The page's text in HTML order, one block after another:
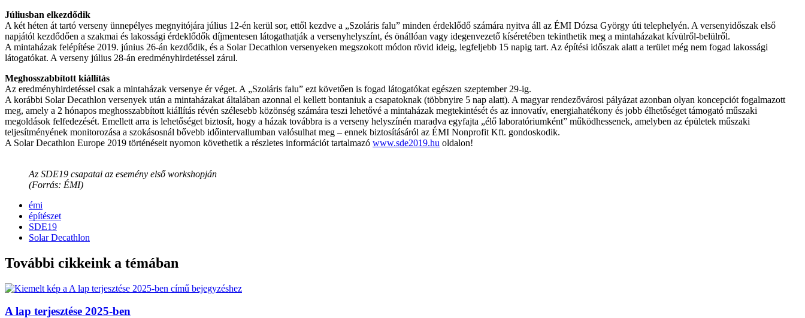
Júliusban elkezdődik
A két héten át tartó verseny ünnepélyes megnyitójára július 12-én kerül sor, ettől kezdve a „Szoláris falu” minden érdeklődő számára nyitva áll az ÉMI Dózsa György úti telephelyén. A versenyidőszak első
napjától kezdődően a szakmai és lakossági érdeklődők díjmentesen látogathatják a versenyhelyszínt, és önállóan vagy idegenvezető kíséretében tekinthetik meg a mintaházakat kívülről-belülről.
A mintaházak felépítése 2019. június 26-án kezdődik, és a Solar Decathlon versenyeken megszokott módon rövid ideig, legfeljebb 15 napig tart. Az építési időszak alatt a terület még nem fogad lakossági
látogatókat. A verseny július 28-án eredményhirdetéssel zárul.
Meghosszabbított kiállítás
Az eredményhirdetéssel csak a mintaházak versenye ér véget. A „Szoláris falu” ezt követően is fogad látogatókat egészen szeptember 29-ig.
A korábbi Solar Decathlon versenyek után a mintaházakat általában azonnal el kellett bontaniuk a csapatoknak (többnyire 5 nap alatt). A magyar rendezővárosi pályázat azonban olyan koncepciót fogalmazott
meg, amely a 2 hónapos meghosszabbított kiállítás révén szélesebb közönség számára teszi lehetővé a mintaházak megtekintését és az innovatív, energiahatékony és jobb élhetőséget támogató műszaki
megoldások felfedezését. Emellett arra is lehetőséget biztosít, hogy a házak továbbra is a verseny helyszínén maradva egyfajta „élő laboratóriumként” működhessenek, amelyben az épületek műszaki
teljesítményének monitorozása a szokásosnál bővebb időintervallumban valósulhat meg – ennek biztosításáról az ÉMI Nonprofit Kft. gondoskodik.
A Solar Decathlon Europe 2019 történéseit nyomon követhetik a részletes információt tartalmazó www.sde2019.hu oldalon!
Az SDE19 csapatai az esemény első workshopján
(Forrás: ÉMI)
émi
építészet
SDE19
Solar Decathlon
További cikkeink a témában
A lap terjesztése 2025-ben